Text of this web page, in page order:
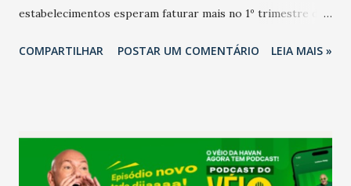
estabelecimentos esperam faturar mais no 1º trimestre de
relação ao último trimestre deste ano, 56% também
confraternizações de fim de ano e pelo pagamento do 13º
Salário para um número maior de trabalhadores, já que o
COMPARTILHAR POSTAR UM COMENTÁRIO LEIA MAIS »